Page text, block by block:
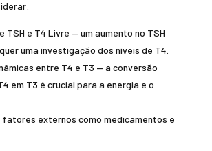
TSH e T4 Livre — um aumento no TSH
uma investigação dos níveis de T4.
entre T4 e T3 — a conversão
em T3 é crucial para a energia e o
fatores externos como medicamentos e